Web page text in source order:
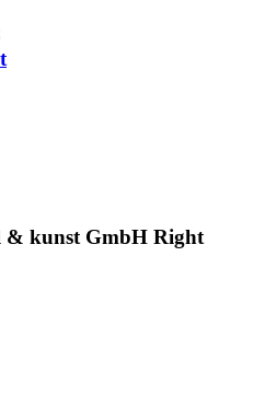
& kunst GmbH Right